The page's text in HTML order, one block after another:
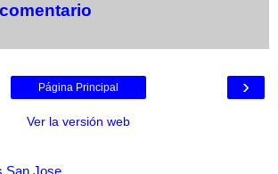
›
Página Principal
Ver la versión web
San Jose